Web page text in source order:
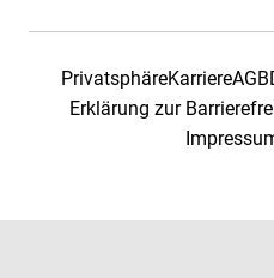
PrivatsphäreKarriereAGB
Erklärung zur